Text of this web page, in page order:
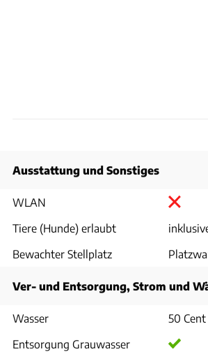
Ausstattung und Sonstiges
WLAN
Tiere (Hunde) erlaubt
Bewachter Stellplatz
Ver- und Entsorgung, Strom und
Wasser
50
Entsorgung Grauwasser